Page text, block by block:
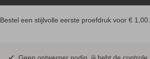
Bestel een stijlvolle eerste proefdruk voor € 1,00.